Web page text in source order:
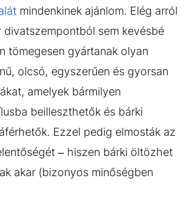
mindenkinek ajánlom. Elég arról
divatszempontból sem kevésbé
tömegesen gyártanak olyan
olcsó, egyszerűen és gyorsan
amelyek bármilyen
beilleszthetők és bárki
Ezzel pedig elmosták az
– hiszen bárki öltözhet
akar (bizonyos minőségben